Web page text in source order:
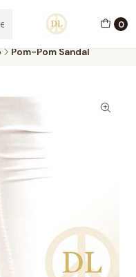
0
CONTINENTAL
Pom-Pom Sandal